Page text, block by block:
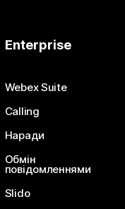
Enterprise
Webex Suite
Calling
Наради
Обмін
повідомленнями
Slido